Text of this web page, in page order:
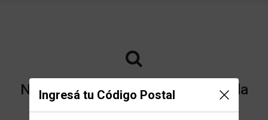
Ingresá tu Código Postal
No encontramos resultados para la
categoría "Mancuernas" que